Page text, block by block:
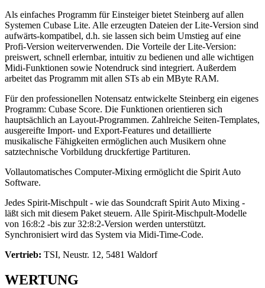
Als einfaches Programm für Einsteiger bietet Steinberg auf allen
Systemen Cubase Lite. Alle erzeugten Dateien der Lite-Version sind
aufwärts-kompatibel, d.h. sie lassen sich beim Umstieg auf eine
Profi-Version weiterverwenden. Die Vorteile der Lite-Version:
preiswert, schnell erlernbar, intuitiv zu bedienen und alle wichtigen
Midi-Funktionen sowie Notendruck sind integriert. Außerdem
arbeitet das Programm mit allen STs ab ein MByte RAM.
Für den professionellen Notensatz entwickelte Steinberg ein eigenes
Programm: Cubase Score. Die Funktionen orientieren sich
hauptsächlich an Layout-Programmen. Zahlreiche Seiten-Templates,
ausgereifte Import- und Export-Features und detaillierte
musikalische Fähigkeiten ermöglichen auch Musikern ohne
satztechnische Vorbildung druckfertige Partituren.
Vollautomatisches Computer-Mixing ermöglicht die Spirit Auto
Software.
Jedes Spirit-Mischpult - wie das Soundcraft Spirit Auto Mixing -
läßt sich mit diesem Paket steuern. Alle Spirit-Mischpult-Modelle
von 16:8:2 -bis zur 32:8:2-Version werden unterstützt.
Synchronisiert wird das System via Midi-Time-Code.
Vertrieb: TSI, Neustr. 12, 5481 Waldorf
WERTUNG